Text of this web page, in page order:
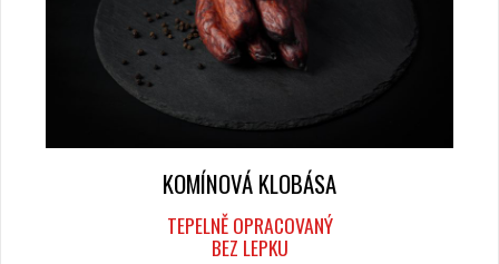
KOMÍNOVÁ KLOBÁSA
TEPELNĚ OPRACOVANÝ
BEZ LEPKU